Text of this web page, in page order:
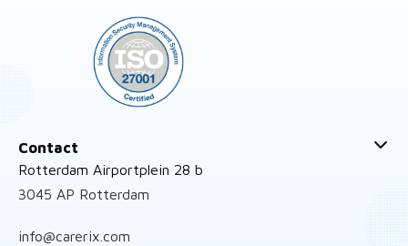
Contact
Rotterdam Airportplein 28 b
3045 AP Rotterdam
info@carerix.com